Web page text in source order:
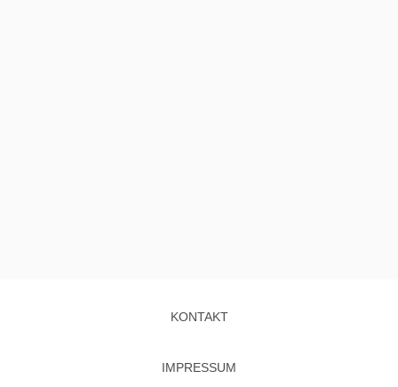
KONTAKT
IMPRESSUM